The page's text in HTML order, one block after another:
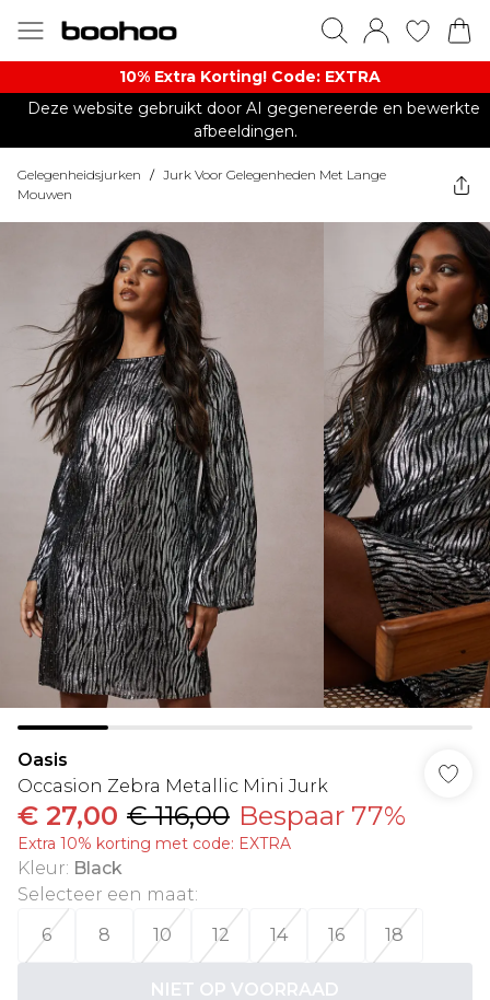
10% Extra Korting! Code: EXTRA​
Deze website gebruikt door AI gegenereerde en bewerkte
afbeeldingen.
Gelegenheidsjurken / Jurk Voor Gelegenheden Met Lange
Mouwen
Oasis
Occasion Zebra Metallic Mini Jurk
€ 27,00 € 116,00 Bespaar 77%
Extra 10% korting met code: EXTRA
Kleur: Black
Selecteer een maat:
6
8 10 12 14 16 18
NIET OP VOORRAAD